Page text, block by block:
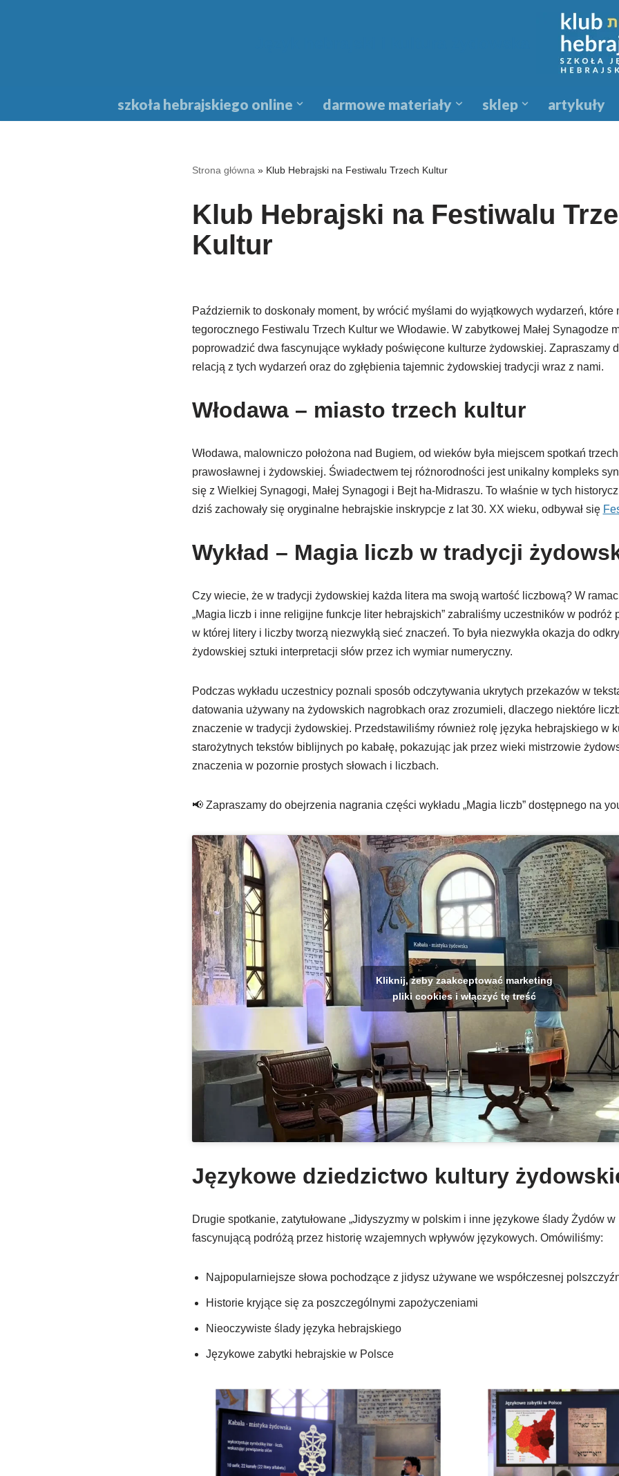
szkoła hebrajskiego online darmowe materiały sklep artykuły
Strona główna » Klub Hebrajski na Festiwalu Trzech Kultur
Klub Hebrajski na Festiwalu
Kultur
Październik to doskonały moment, by wrócić myślami do wyjątkowych wydarzeń, które
tegorocznego Festiwalu Trzech Kultur we Włodawie. W zabytkowej Małej Synagodze
poprowadzić dwa fascynujące wykłady poświęcone kulturze żydowskiej. Zapraszamy
relacją z tych wydarzeń oraz do zgłębienia tajemnic żydowskiej tradycji wraz z nami.
Włodawa – miasto trzech kultur
Włodawa, malowniczo położona nad Bugiem, od wieków była miejscem spotkań
prawosławnej i żydowskiej. Świadectwem tej różnorodności jest unikalny kompleks
się z Wielkiej Synagogi, Małej Synagogi i Bejt ha-Midraszu. To właśnie w tych
dziś zachowały się oryginalne hebrajskie inskrypcje z lat 30. XX wieku, odbywał się
Wykład – Magia liczb w tradycji
Czy wiecie, że w tradycji żydowskiej każda litera ma swoją wartość liczbową? W
„Magia liczb i inne religijne funkcje liter hebrajskich” zabraliśmy uczestników w podróż
w której litery i liczby tworzą niezwykłą sieć znaczeń. To była niezwykła okazja do
żydowskiej sztuki interpretacji słów przez ich wymiar numeryczny.
Podczas wykładu uczestnicy poznali sposób odczytywania ukrytych przekazów w
datowania używany na żydowskich nagrobkach oraz zrozumieli, dlaczego niektóre
znaczenie w tradycji żydowskiej. Przedstawiliśmy również rolę języka hebrajskiego w
starożytnych tekstów biblijnych po kabałę, pokazując jak przez wieki mistrzowie
znaczenia w pozornie prostych słowach i liczbach.
📢 Zapraszamy do obejrzenia nagrania części wykładu „Magia liczb” dostępnego na
Kliknij, żeby zaakceptować marketing
pliki cookies i włączyć tę treść
Językowe dziedzictwo kultury
Drugie spotkanie, zatytułowane „Jidyszyzmy w polskim i inne językowe ślady Żydów w
fascynującą podróżą przez historię wzajemnych wpływów językowych. Omówiliśmy:
Najpopularniejsze słowa pochodzące z jidysz używane we współczesnej
Historie kryjące się za poszczególnymi zapożyczeniami
Nieoczywiste ślady języka hebrajskiego
Językowe zabytki hebrajskie w Polsce